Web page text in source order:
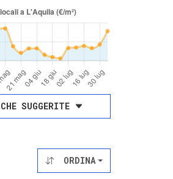
SUGGERITE
ORDINA